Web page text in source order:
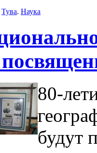
Тува. Наука
80-
будут